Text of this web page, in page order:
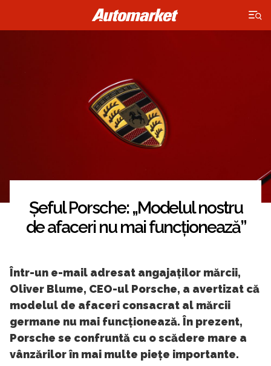
×
Șeful Porsche: „Modelul nostru
de afaceri nu mai funcționează”
Într-un e-mail adresat angajaților mărcii,
Oliver Blume, CEO-ul Porsche, a avertizat că
modelul de afaceri consacrat al mărcii
germane nu mai funcționează. În prezent,
Porsche se confruntă cu o scădere mare a
vânzărilor în mai multe piețe importante.